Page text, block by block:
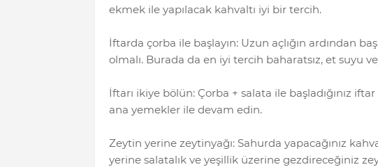
ekmek ile yapılacak kahvaltı iyi bir tercih.
İftarda çorba ile başlayın: Uzun açlığın ardından
olmalı. Burada da en iyi tercih baharatsız, et suyu
İftarı ikiye bölün: Çorba + salata ile başladığınız
ana yemekler ile devam edin.
Zeytin yerine zeytinyağı: Sahurda yapacağınız
yerine salatalık ve yeşillik üzerine gezdireceğiniz